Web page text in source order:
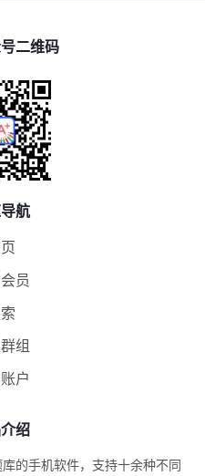
二维码
航
员
组
户
绍
的手机软件，支持十余种不同